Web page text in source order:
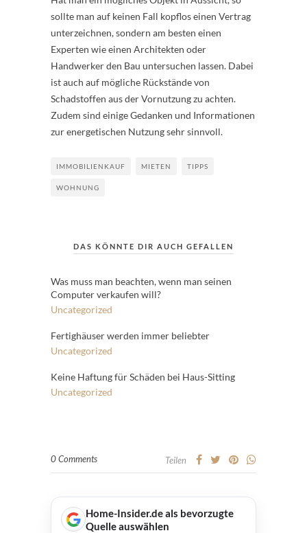
sollte man auf keinen Fall kopflos einen Vertrag
unterzeichnen, sondern am besten einen
Experten wie einen Architekten oder
Handwerker den Bau untersuchen lassen. Dabei
ist auch auf mögliche Rückstände von
Schadstoffen aus der Vornutzung zu achten.
Zudem sind einige Gedanken und Informationen
zur energetischen Nutzung sehr sinnvoll.
IMMOBILIENKAUF MIETEN TIPPS
WOHNUNG
DAS KÖNNTE DIR AUCH GEFALLEN
Was muss man beachten, wenn man seinen
Computer verkaufen will?
Uncategorized
Fertighäuser werden immer beliebter
Uncategorized
Keine Haftung für Schäden bei Haus-Sitting
Uncategorized
0 Comments Teilen
Home-Insider.de als bevorzugte
Quelle auswählen